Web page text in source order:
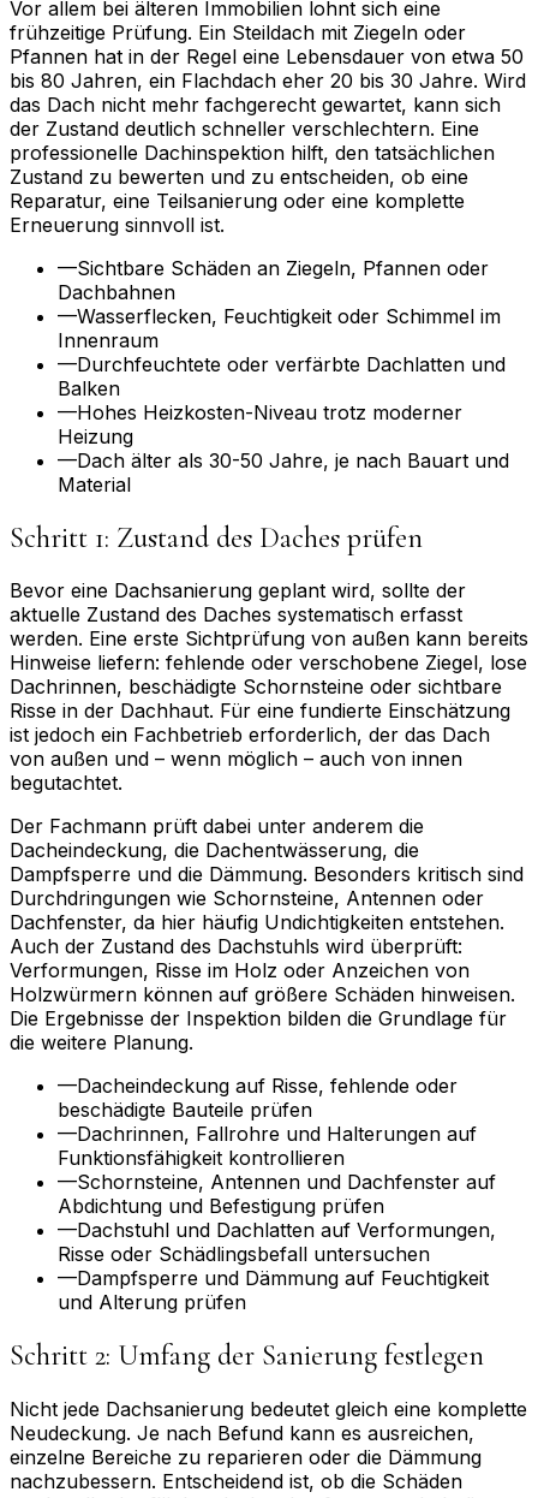
Vor allem bei älteren Immobilien lohnt sich eine
frühzeitige Prüfung. Ein Steildach mit Ziegeln oder
Pfannen hat in der Regel eine Lebensdauer von etwa 50
bis 80 Jahren, ein Flachdach eher 20 bis 30 Jahre. Wird
das Dach nicht mehr fachgerecht gewartet, kann sich
der Zustand deutlich schneller verschlechtern. Eine
professionelle Dachinspektion hilft, den tatsächlichen
Zustand zu bewerten und zu entscheiden, ob eine
Reparatur, eine Teilsanierung oder eine komplette
Erneuerung sinnvoll ist.
—Sichtbare Schäden an Ziegeln, Pfannen oder
Dachbahnen
—Wasserflecken, Feuchtigkeit oder Schimmel im
Innenraum
—Durchfeuchtete oder verfärbte Dachlatten und
Balken
—Hohes Heizkosten-Niveau trotz moderner
Heizung
—Dach älter als 30-50 Jahre, je nach Bauart und
Material
Schritt 1: Zustand des Daches prüfen
Bevor eine Dachsanierung geplant wird, sollte der
aktuelle Zustand des Daches systematisch erfasst
werden. Eine erste Sichtprüfung von außen kann bereits
Hinweise liefern: fehlende oder verschobene Ziegel, lose
Dachrinnen, beschädigte Schornsteine oder sichtbare
Risse in der Dachhaut. Für eine fundierte Einschätzung
ist jedoch ein Fachbetrieb erforderlich, der das Dach
von außen und – wenn möglich – auch von innen
begutachtet.
Der Fachmann prüft dabei unter anderem die
Dacheindeckung, die Dachentwässerung, die
Dampfsperre und die Dämmung. Besonders kritisch sind
Durchdringungen wie Schornsteine, Antennen oder
Dachfenster, da hier häufig Undichtigkeiten entstehen.
Auch der Zustand des Dachstuhls wird überprüft:
Verformungen, Risse im Holz oder Anzeichen von
Holzwürmern können auf größere Schäden hinweisen.
Die Ergebnisse der Inspektion bilden die Grundlage für
die weitere Planung.
—Dacheindeckung auf Risse, fehlende oder
beschädigte Bauteile prüfen
—Dachrinnen, Fallrohre und Halterungen auf
Funktionsfähigkeit kontrollieren
—Schornsteine, Antennen und Dachfenster auf
Abdichtung und Befestigung prüfen
—Dachstuhl und Dachlatten auf Verformungen,
Risse oder Schädlingsbefall untersuchen
—Dampfsperre und Dämmung auf Feuchtigkeit
und Alterung prüfen
Schritt 2: Umfang der Sanierung festlegen
Nicht jede Dachsanierung bedeutet gleich eine komplette
Neudeckung. Je nach Befund kann es ausreichen,
einzelne Bereiche zu reparieren oder die Dämmung
nachzubessern. Entscheidend ist, ob die Schäden